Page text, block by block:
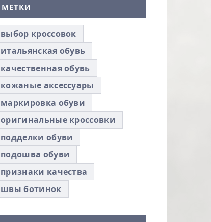
МЕТКИ
выбор кроссовок
итальянская обувь
качественная обувь
кожаные аксессуары
маркировка обуви
оригинальные кроссовки
подделки обуви
подошва обуви
признаки качества
швы ботинок